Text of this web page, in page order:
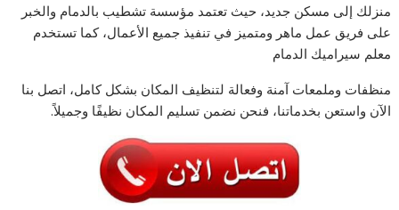
منزلك إلى مسكن جديد، حيث تعتمد مؤسسة تشطيب بالدمام والخبر
على فريق عمل ماهر ومتميز في تنفيذ جميع الأعمال، كما تستخدم
معلم سيراميك الدمام
منظفات وملمعات آمنة وفعالة لتنظيف المكان بشكل كامل، اتصل بنا
الآن واستعن بخدماتنا، فنحن نضمن تسليم المكان نظيفًا وجميلاً.